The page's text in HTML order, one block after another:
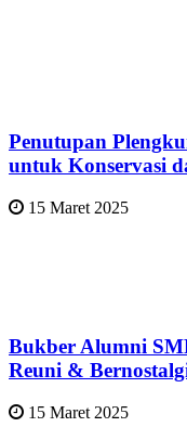
Penutupan
untuk Konservasi
15 Maret 2025
Bukber Alumni
Reuni &
15 Maret 2025